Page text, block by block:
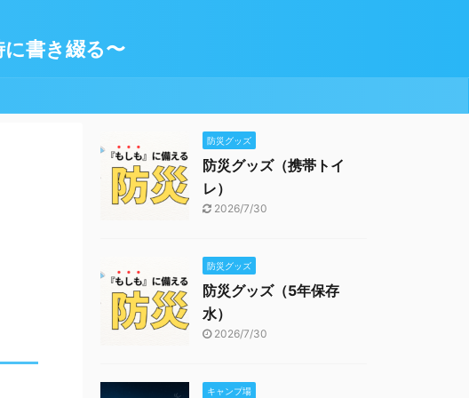
書き綴る〜
防災グッズ
防災グッズ（携帯トイ
レ）
2026/7/30
防災グッズ
防災グッズ（5年保存
水）
2026/7/30
キャンプ場